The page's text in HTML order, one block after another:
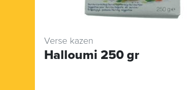
Verse kazen
Halloumi 250 gr